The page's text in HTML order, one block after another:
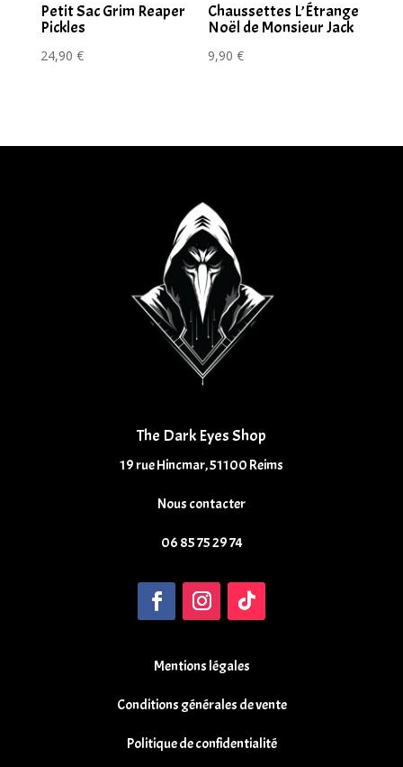
Petit Sac Grim Reaper
Pickles
24,90 €
Chaussettes L’Étrange
Noël de Monsieur Jack
9,90€
The Dark Eyes Shop
19 rue Hincmar, 51100 Reims
Nous contacter
06 85 75 29 74
Mentions légales
Conditions générales de vente
Politique de confidentialité